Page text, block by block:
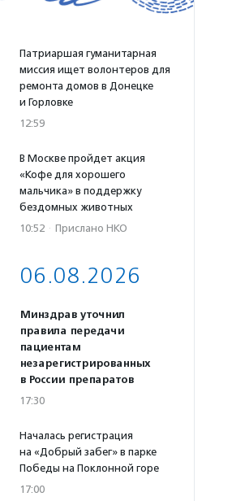
Патриаршая гуманитарная
миссия ищет волонтеров для
ремонта домов в Донецке
и Горловке
12:59
В Москве пройдет акция
«Кофе для хорошего
мальчика» в поддержку
бездомных животных
10:52 · Прислано НКО
06.08.2026
Минздрав уточнил
правила передачи
пациентам
незарегистрированных
в России препаратов
17:30
Началась регистрация
на «Добрый забег» в парке
Победы на Поклонной горе
17:00